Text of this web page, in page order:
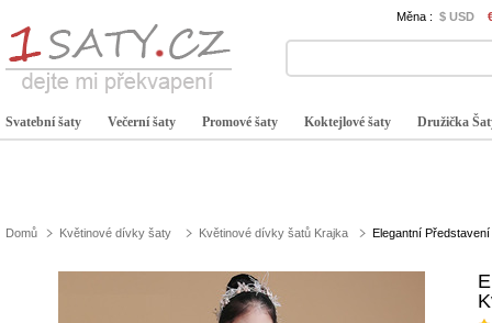
Měna : $ USD
Svatební šaty Večerní šaty Promové šaty Koktejlové šaty Družička
Domů Květinové dívky šaty Květinové dívky šatů Krajka Elegantní